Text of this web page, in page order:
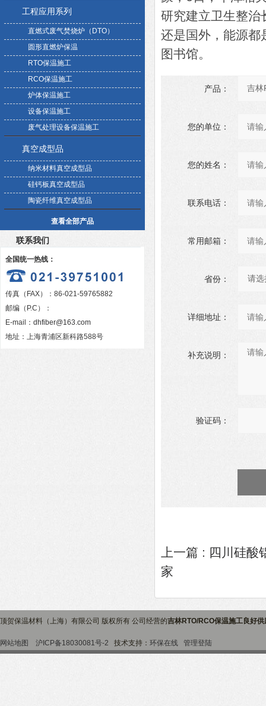
工程应用系列
直燃式废气焚烧炉（DTO）
圆形直燃炉保温
RTO保温施工
RCO保温施工
炉体保温施工
设备保温施工
废气处理设备保温施工
真空成型品
纳米材料真空成型品
硅钙板真空成型品
陶瓷纤维真空成型品
查看全部产品
联系我们
全国统一热线：
传真（FAX）：86-021-59765882
邮编（P.C）：
E-mail： dhfiber@163.com
地址：上海青浦区新科路588号
研究建立卫生整治
还是国外，能源都
图书馆。
产品：
您的单位：
您的姓名：
联系电话：
常用邮箱：
省份：
详细地址：
补充说明：
验证码：
上一篇 : 四川硅酸
家
顶贺保温材料（上海）有限公司 版权所有 公司经营的吉林RTO/RCO保温施工良好供
网站地图 沪ICP备18030081号-2 技术支持： 环保在线 管理登陆